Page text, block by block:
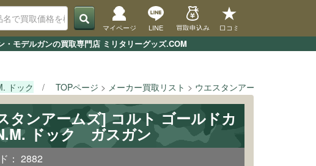
モデルガンの買取専門店 ミリタリーグッズ.COM
マイページ LINE 買取申込み 口コミ
ドック TOPページ メーカー買取リスト ウエスタンアームズ
タンアームズ] コルト ゴールドカ
ドック ガスガン
： 2882